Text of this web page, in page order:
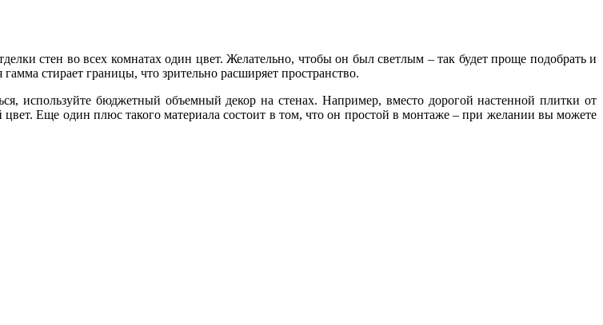
стен во всех комнатах один цвет. Желательно, чтобы он был светлым – так будет проще подобрать и
стирает границы, что зрительно расширяет пространство.
используйте бюджетный объемный декор на стенах. Например, вместо дорогой настенной плитки от
Еще один плюс такого материала состоит в том, что он простой в монтаже – при желании вы можете